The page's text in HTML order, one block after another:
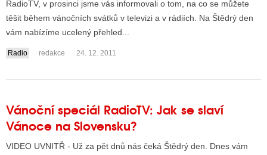
TELEVIZE
TELEVIZÍ
INTERNET
RadioTV, v prosinci jsme vás informovali o tom, na co se můžete
těšit během vánočních svátků v televizi a v rádiích. Na Štědrý den
vám nabízíme ucelený přehled...
Radio redakce 24. 12. 2011
Vánoční speciál RadioTV: Jak se slaví
Vánoce na Slovensku?
VIDEO UVNITŘ - Už za pět dnů nás čeká Štědrý den. Dnes vám